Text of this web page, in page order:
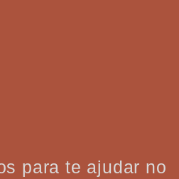
para te ajudar no